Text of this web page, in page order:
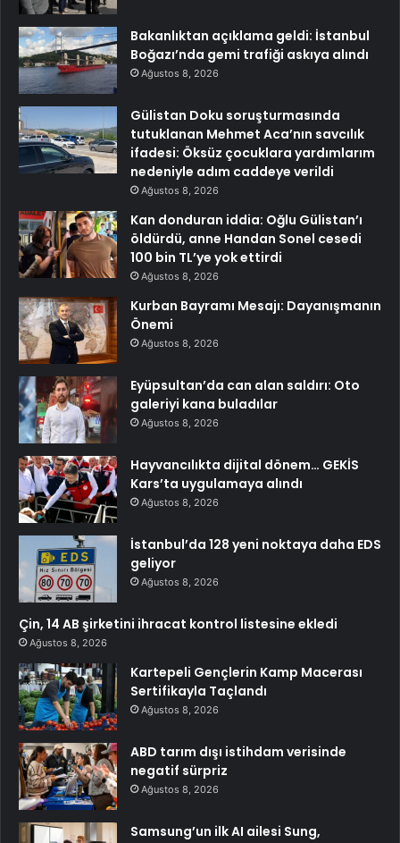
Bakanlıktan açıklama geldi: İstanbul
Boğazı’nda gemi trafiği askıya alındı
Ağustos 8, 2026
Gülistan Doku soruşturmasında
tutuklanan Mehmet Aca’nın savcılık
ifadesi: Öksüz çocuklara yardımlarım
nedeniyle adım caddeye verildi
Ağustos 8, 2026
Kan donduran iddia: Oğlu Gülistan’ı
öldürdü, anne Handan Sonel cesedi
100 bin TL’ye yok ettirdi
Ağustos 8, 2026
Kurban Bayramı Mesajı: Dayanışmanın
Önemi
Ağustos 8, 2026
Eyüpsultan’da can alan saldırı: Oto
galeriyi kana buladılar
Ağustos 8, 2026
Hayvancılıkta dijital dönem… GEKİS
Kars’ta uygulamaya alındı
Ağustos 8, 2026
İstanbul’da 128 yeni noktaya daha EDS
geliyor
Ağustos 8, 2026
Çin, 14 AB şirketini ihracat kontrol listesine ekledi
Ağustos 8, 2026
Kartepeli Gençlerin Kamp Macerası
Sertifikayla Taçlandı
Ağustos 8, 2026
ABD tarım dışı istihdam verisinde
negatif sürpriz
Ağustos 8, 2026
Samsung’un ilk AI ailesi Sung,